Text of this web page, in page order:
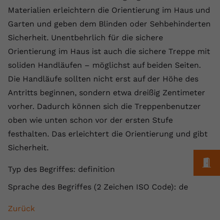
Materialien erleichtern die Orientierung im Haus und
Garten und geben dem Blinden oder Sehbehinderten
Sicherheit. Unentbehrlich für die sichere
Orientierung im Haus ist auch die sichere Treppe mit
soliden Handläufen – möglichst auf beiden Seiten.
Die Handläufe sollten nicht erst auf der Höhe des
Antritts beginnen, sondern etwa dreißig Zentimeter
vorher. Dadurch können sich die Treppenbenutzer
oben wie unten schon vor der ersten Stufe
festhalten. Das erleichtert die Orientierung und gibt
Sicherheit.
Typ des Begriffes: definition
Sprache des Begriffes (2 Zeichen ISO Code): de
Zurück
Zweck
Dieser Wert speichert Ihre Consent-
Einstellungen. Unter anderem eine
historische Speicherung Ihrer
vorgenommen Einstellungen, falls der
Webseiten-Betreiber dies eingestellt
Name fe_typo_user
Dieses Cookie wird verwendet, um die
Speicherung von
Zweck
wiederzuerkennen und statistische
Informationen zur Nutzung der
Anbieter Google Ads
Zweck
Wird von Google Ads für das
Conversion-Tracking verwendet, um
Werbeklicks der Nutzung auf unserer
Cookie-Informationen anzeigen
Externe Inhalte
Wir verwenden auf unserer Website externe Inhalte,
um Ihnen zusätzliche Informationen anzubieten.
Anbieter vimeo.com
Laufzeit 2 Jahre
Vimeo installiert dieses Cookie, um
Einbetten von Videos auf der Website
Name